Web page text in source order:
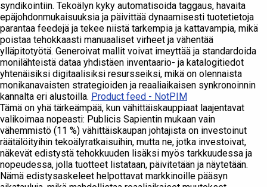
syndikointiin. Tekoälyn kyky automatisoida taggaus, havaita
epäjohdonmukaisuuksia ja päivittää dynaamisesti tuotetietoja
parantaa feedejä ja tekee niistä tarkempia ja kattavampia, mikä
poistaa tehokkaasti manuaaliset virheet ja vähentää
ylläpitotyötä. Generoivat mallit voivat imeyttää ja standardoida
monilähteistä dataa yhdistäen inventaario- ja katalogitiedot
yhtenäisiksi digitaalisiksi resursseiksi, mikä on olennaista
monikanavaisten strategioiden ja reaaliaikaisen synkronoinnin
kannalta eri alustoilla. Product feed - NotPIM
Tämä on yhä tärkeämpää, kun vähittäiskauppiaat laajentavat
valikoimaa nopeasti: Publicis Sapientin mukaan vain
vähemmistö (11 %) vähittäiskaupan johtajista on investoinut
räätälöityihin tekoälyratkaisuihin, mutta ne, jotka investoivat,
näkevät edistystä tehokkuuden lisäksi myös tarkkuudessa ja
nopeudessa, jolla tuotteet listataan, päivitetään ja näytetään.
Nämä edistysaskeleet helpottavat markkinoille pääsyn